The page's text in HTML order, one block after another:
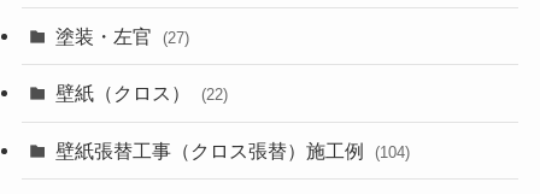
塗装・左官 (27)
壁紙（クロス） (22)
壁紙張替工事（クロス張替）施工例 (104)